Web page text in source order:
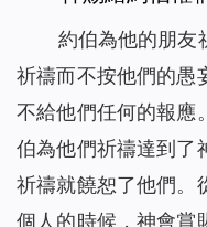
約伯為他的朋友
祈禱而不按他們的愚
不給他們任何的報應
伯為他們祈禱達到了
祈禱就饒恕了他們。
個人的時候，神會賞